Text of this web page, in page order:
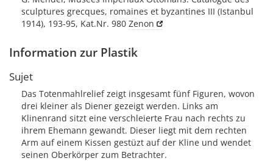
sculptures grecques, romaines et byzantines III (Istanbul
1914), 193-95, Kat.Nr. 980 Zenon
Information zur Plastik
Sujet
Das Totenmahlrelief zeigt insgesamt fünf Figuren, wovon
drei kleiner als Diener gezeigt werden. Links am
Klinenrand sitzt eine verschleierte Frau nach rechts zu
ihrem Ehemann gewandt. Dieser liegt mit dem rechten
Arm auf einem Kissen gestüzt auf der Kline und wendet
seinen Oberkörper zum Betrachter.